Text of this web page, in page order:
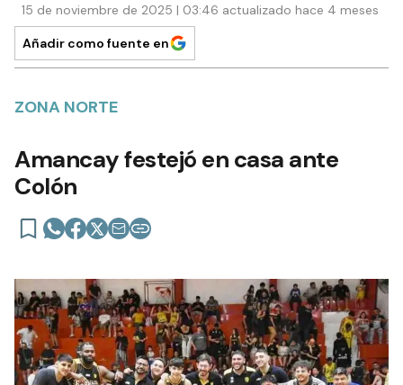
15 de noviembre de 2025 | 03:46 actualizado hace 4 meses
Añadir como fuente en
ZONA NORTE
Amancay festejó en casa ante
Colón